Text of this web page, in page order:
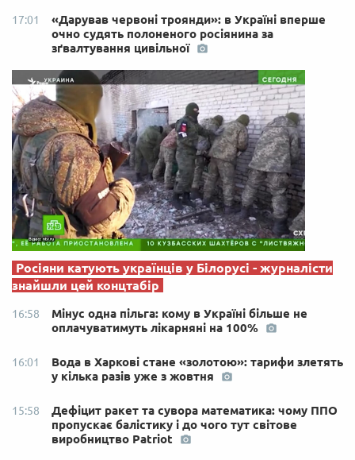
17:01
«Дарував червоні троянди»: в Україні вперше
очно судять полоненого росіянина за
зґвалтування цивільної
Росіяни катують українців у Білорусі - журналісти
знайшли цей концтабір
16:58
Мінус одна пільга: кому в Україні більше не
оплачуватимуть лікарняні на 100%
16:01
Вода в Харкові стане «золотою»: тарифи злетять
у кілька разів уже з жовтня
15:58
Дефіцит ракет та сувора математика: чому ППО
пропускає балістику і до чого тут світове
виробництво Patriot